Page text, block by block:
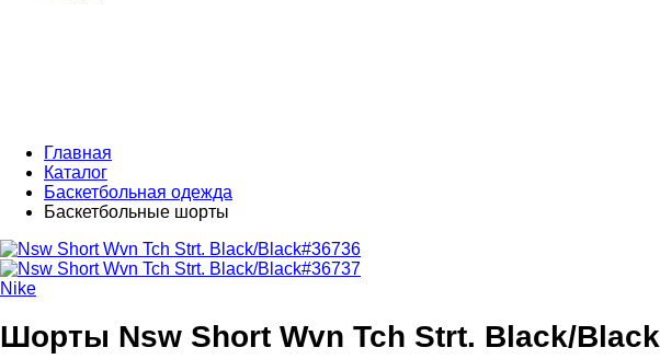
Главная
Каталог
Баскетбольная одежда
Баскетбольные шорты
Nike
Шорты Nsw Short Wvn Tch Strt. Black/Black